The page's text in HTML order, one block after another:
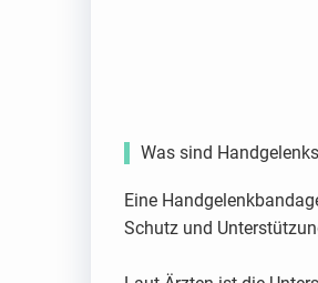
Was sind
Eine
Schutz und